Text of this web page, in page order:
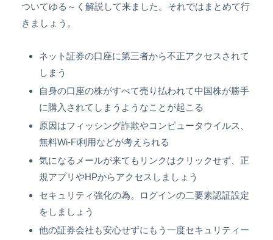
ついてゆる～く解説して来ました。それではまとめて行
きましょう。
ネット証券の口座に第三者から不正アクセスされて
しまう
自身の口座の株がすべて売り払われて中国株が勝手
に購入されてしまうようなことが起こる
原因はフィッシング詐欺やコンピュータウイルス、
無料Wi-Fi利用などが考えられる
気になるメールが来てもリンクはクリックせず、正
規アプリやHPからアクセスしましょう
セキュリティ強化の為。ログインの二要素認証設定
をしましょう
他の証券会社も安心せずにもう一度セキュリティー